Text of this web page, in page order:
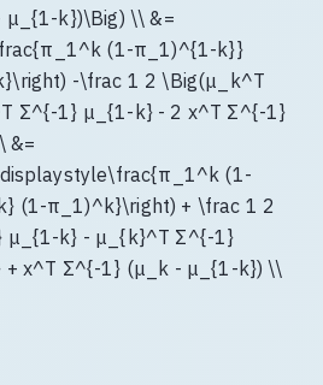
k})\Big) \\ &=
(1-π_1)^{1-k}}
-\frac 1 2 \Big(μ_k^T
Σ^{-1} μ_{1-k} - 2 x^T Σ^{-1}
&=
(1-
(1-π_1)^k}\right) + \frac 1 2
k} - μ_{k}^T Σ^{-1}
x^T Σ^{-1} (μ_k - μ_{1-k}) \\